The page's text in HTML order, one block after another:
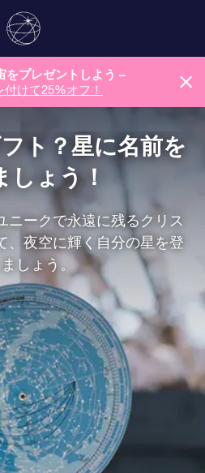
をプレゼントしよう –
けて25%オフ！
ト？星に名前を
しょう！
ニークで永遠に残るクリス
、夜空に輝く自分の星を登
しょう。